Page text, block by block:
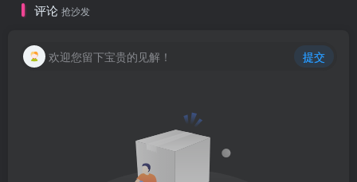
评论 抢沙发
欢迎您留下宝贵的见解！ 提交